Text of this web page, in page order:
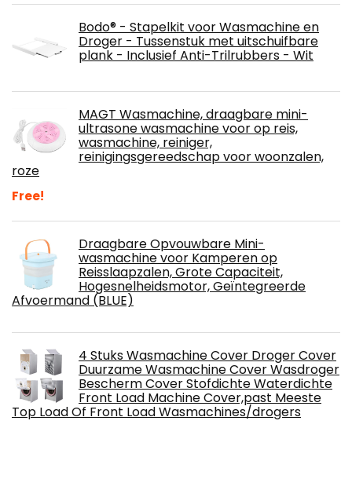
Bodo® - Stapelkit voor Wasmachine en
Droger - Tussenstuk met uitschuifbare
plank - Inclusief Anti-Trilrubbers - Wit
MAGT Wasmachine, draagbare mini-
ultrasone wasmachine voor op reis,
wasmachine, reiniger,
reinigingsgereedschap voor woonzalen,
roze
Free!
Draagbare Opvouwbare Mini-
wasmachine voor Kamperen op
Reisslaapzalen, Grote Capaciteit,
Hogesnelheidsmotor, Geïntegreerde
Afvoermand (BLUE)
4 Stuks Wasmachine Cover Droger Cover
Duurzame Wasmachine Cover Wasdroger
Bescherm Cover Stofdichte Waterdichte
Front Load Machine Cover,past Meeste
Top Load Of Front Load Wasmachines/drogers